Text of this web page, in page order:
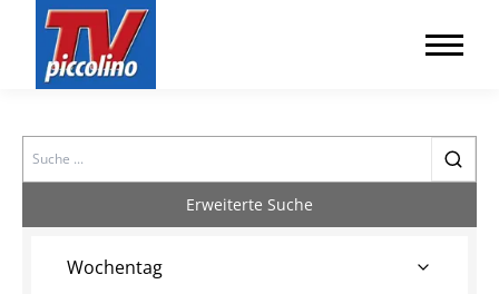
Search
Erweiterte Suche
Wochentag